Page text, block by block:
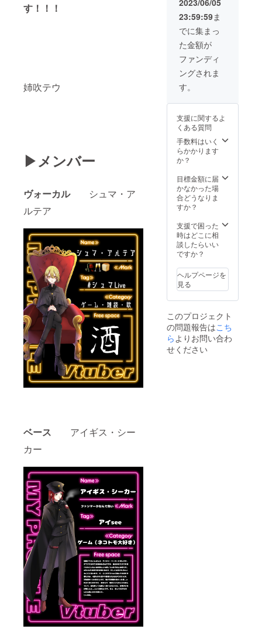
す！！！
姉吹テウ
▶メンバー
ヴォーカルシュマ・ア
ルテア
ベース アイギス・シー
カー
0.76m
mを想
定して
います)
１個 ＋
彩雨ロ
ゴス
テッ
ｍm以
定して
いま
す) １
枚 ＋ 彩
雨ロゴ
ンドT
シャツ
(Ｍサイ
ズ or Ｌ
ズ) １
枚 ＋
スペ
シャル
スとし
てお名
前をデ
ビュー
の概要
欄に掲
載致し
ます。
（匿名
23:59:59ま
でに集まっ
た金額が
ファンディ
ングされま
す。
支援に関するよ
くある質問
手数料はいく
らかかります
か？
目標金額に届
かなかった場
合どうなりま
すか？
支援で困った
時はどこに相
談したらいい
ですか？
ヘルプページを
見る
このプロジェクト
の問題報告はこち
ら よりお問い合わ
せください